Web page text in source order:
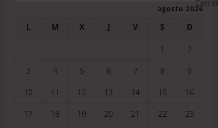
agosto 2026
L M X J V S D
1
2
3
4 5 6 7 8
9
10
11 12 13 14 15
16
17
18 19 20 21 22
23